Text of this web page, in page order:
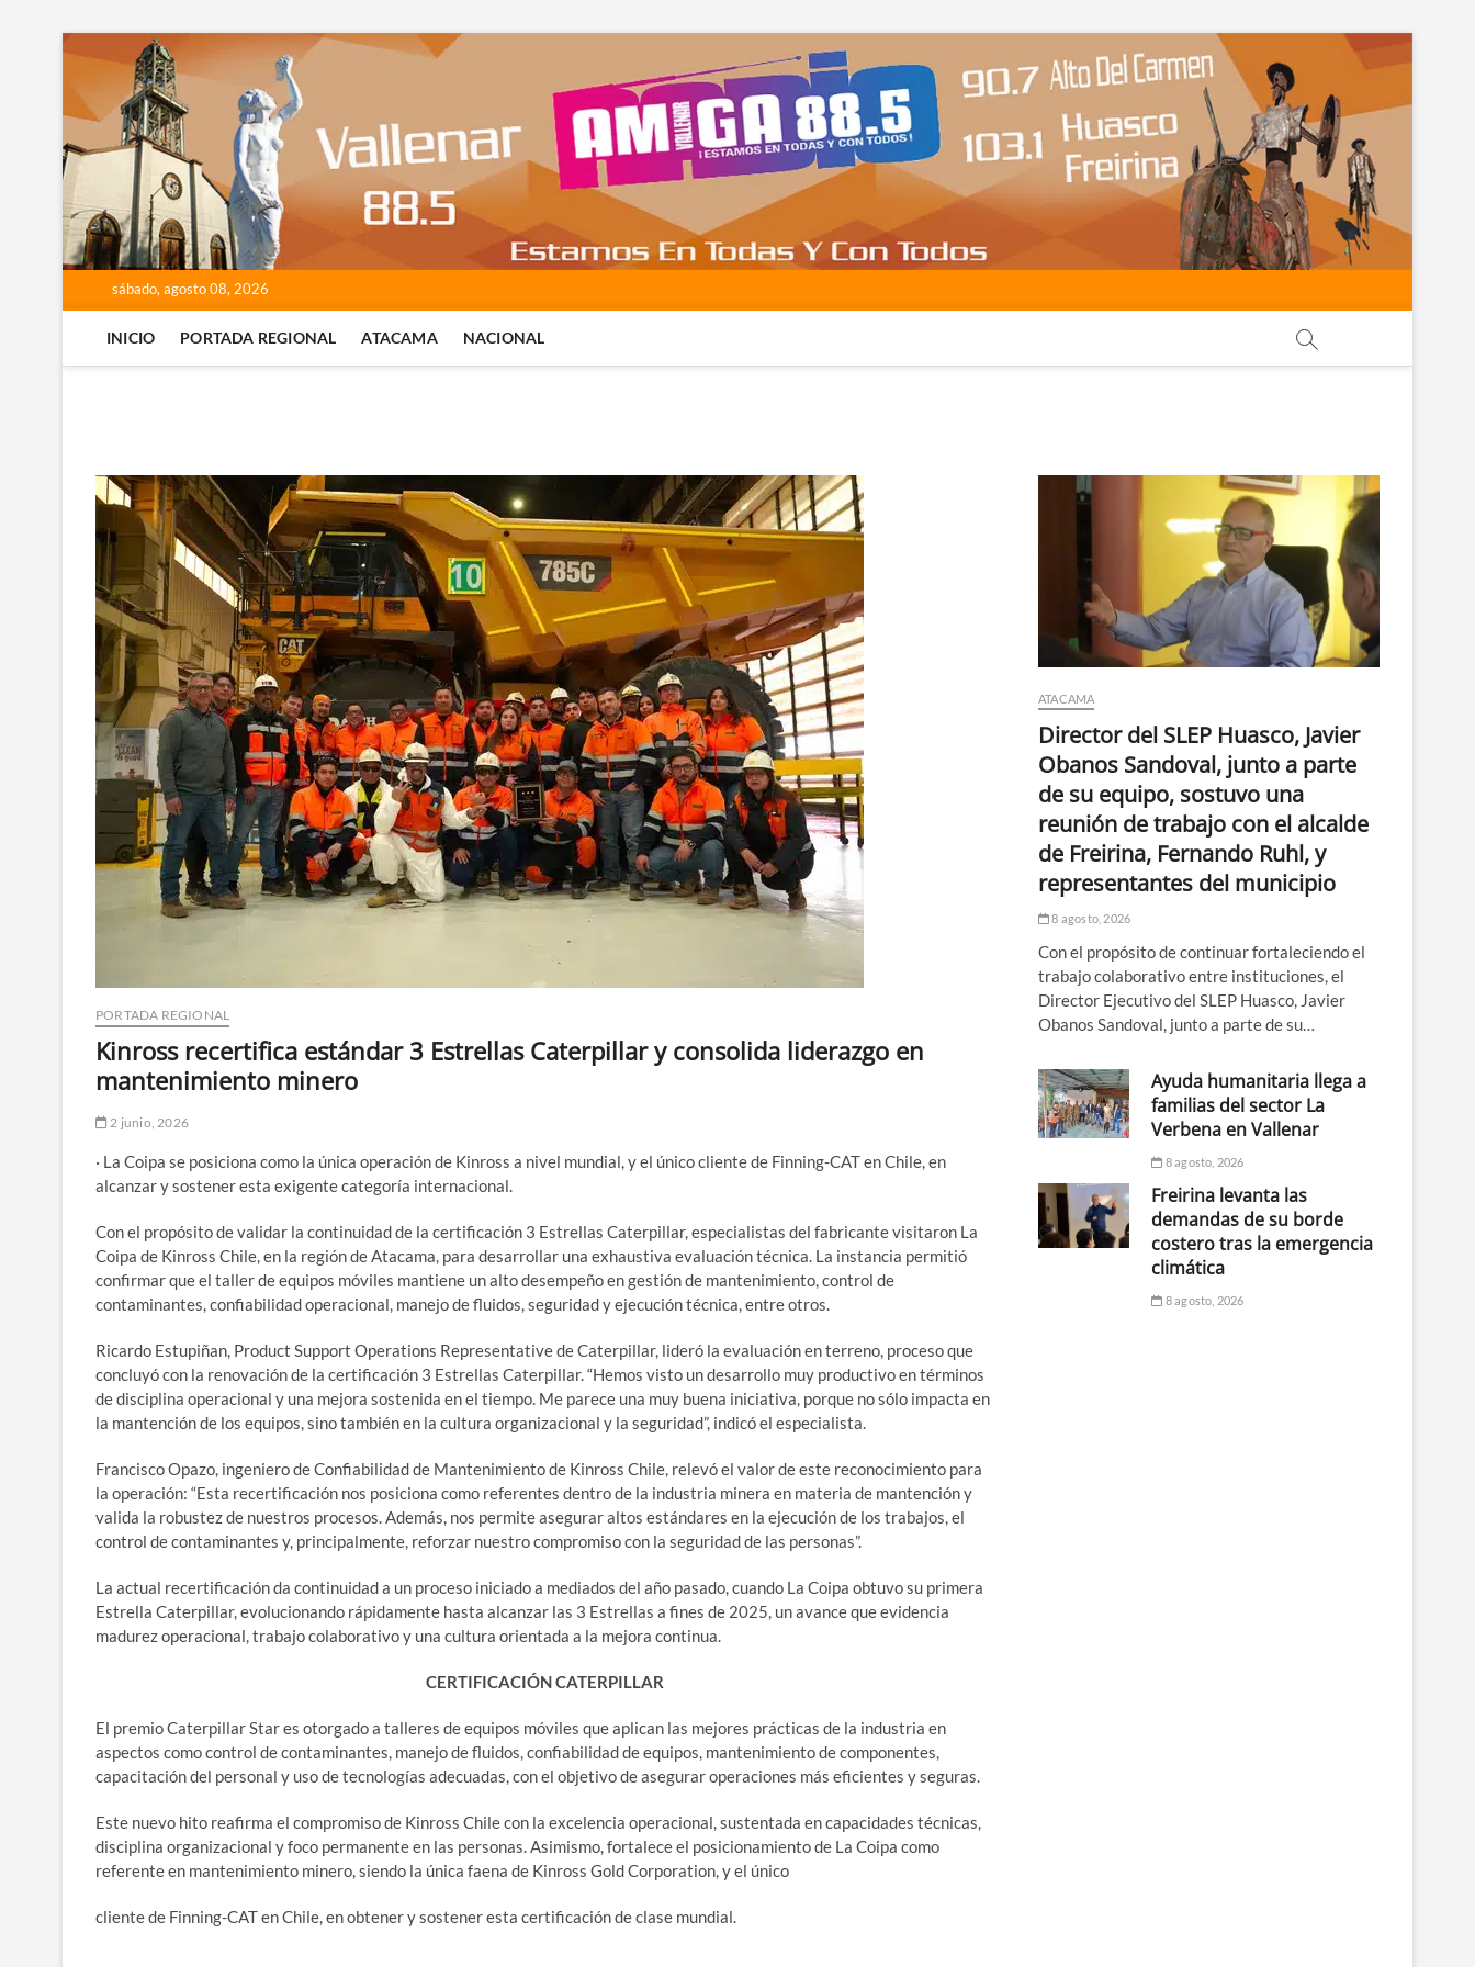
contenido
sábado, agosto 08, 2026
INICIO PORTADA REGIONAL ATACAMA NACIONAL
PORTADA REGIONAL
Kinross recertifica estándar 3 Estrellas Caterpillar y consolida liderazgo en
mantenimiento minero
2 junio, 2026
· La Coipa se posiciona como la única operación de Kinross a nivel mundial, y el único cliente de Finning-CAT en Chile, en
alcanzar y sostener esta exigente categoría internacional.
Con el propósito de validar la continuidad de la certificación 3 Estrellas Caterpillar, especialistas del fabricante visitaron La
Coipa de Kinross Chile, en la región de Atacama, para desarrollar una exhaustiva evaluación técnica. La instancia permitió
confirmar que el taller de equipos móviles mantiene un alto desempeño en gestión de mantenimiento, control de
contaminantes, confiabilidad operacional, manejo de fluidos, seguridad y ejecución técnica, entre otros.
Ricardo Estupiñan, Product Support Operations Representative de Caterpillar, lideró la evaluación en terreno, proceso que
concluyó con la renovación de la certificación 3 Estrellas Caterpillar. “Hemos visto un desarrollo muy productivo en términos
de disciplina operacional y una mejora sostenida en el tiempo. Me parece una muy buena iniciativa, porque no sólo impacta en
la mantención de los equipos, sino también en la cultura organizacional y la seguridad”, indicó el especialista.
Francisco Opazo, ingeniero de Confiabilidad de Mantenimiento de Kinross Chile, relevó el valor de este reconocimiento para
la operación: “Esta recertificación nos posiciona como referentes dentro de la industria minera en materia de mantención y
valida la robustez de nuestros procesos. Además, nos permite asegurar altos estándares en la ejecución de los trabajos, el
control de contaminantes y, principalmente, reforzar nuestro compromiso con la seguridad de las personas”.
La actual recertificación da continuidad a un proceso iniciado a mediados del año pasado, cuando La Coipa obtuvo su primera
Estrella Caterpillar, evolucionando rápidamente hasta alcanzar las 3 Estrellas a fines de 2025, un avance que evidencia
madurez operacional, trabajo colaborativo y una cultura orientada a la mejora continua.
CERTIFICACIÓN CATERPILLAR
El premio Caterpillar Star es otorgado a talleres de equipos móviles que aplican las mejores prácticas de la industria en
aspectos como control de contaminantes, manejo de fluidos, confiabilidad de equipos, mantenimiento de componentes,
capacitación del personal y uso de tecnologías adecuadas, con el objetivo de asegurar operaciones más eficientes y seguras.
Este nuevo hito reafirma el compromiso de Kinross Chile con la excelencia operacional, sustentada en capacidades técnicas,
disciplina organizacional y foco permanente en las personas. Asimismo, fortalece el posicionamiento de La Coipa como
referente en mantenimiento minero, siendo la única faena de Kinross Gold Corporation, y el único
cliente de Finning-CAT en Chile, en obtener y sostener esta certificación de clase mundial.
ATACAMA
Director del SLEP Huasco, Javier
Obanos Sandoval, junto a parte
de su equipo, sostuvo una
reunión de trabajo con el alcalde
de Freirina, Fernando Ruhl, y
representantes del municipio
8 agosto, 2026
Con el propósito de continuar fortaleciendo el
trabajo colaborativo entre instituciones, el
Director Ejecutivo del SLEP Huasco, Javier
Obanos Sandoval, junto a parte de su…
Ayuda humanitaria llega a
familias del sector La
Verbena en Vallenar
8 agosto, 2026
Freirina levanta las
demandas de su borde
costero tras la emergencia
climática
8 agosto, 2026